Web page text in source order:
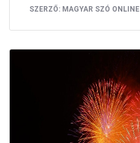
SZERZŐ: MAGYAR SZÓ ONLINE